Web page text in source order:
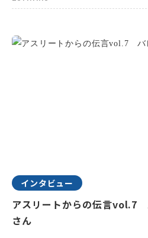
インタビュー
アスリートからの伝言vol.7
さん